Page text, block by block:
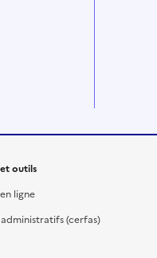
outils
ligne
(cerfas)